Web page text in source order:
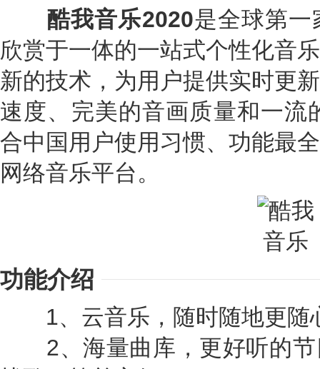
酷我音乐2020是全球第
欣赏于一体的一站式个性化音
新的技术，为用户提供实时更
速度、完美的音画质量和一流
合中国用户使用习惯、功能最
网络音乐平台。
功能介绍
1、云音乐，随时随地更随
2、海量曲库，更好听的节